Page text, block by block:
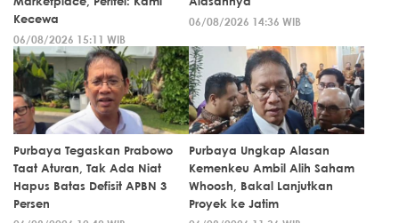
Kecewa
06/08/2026 15:11 WIB
06/08/2026 14:36 WIB
Purbaya Tegaskan Prabowo
Taat Aturan, Tak Ada Niat
Hapus Batas Defisit APBN 3
Persen
Purbaya Ungkap Alasan
Kemenkeu Ambil Alih Saham
Whoosh, Bakal Lanjutkan
Proyek ke Jatim